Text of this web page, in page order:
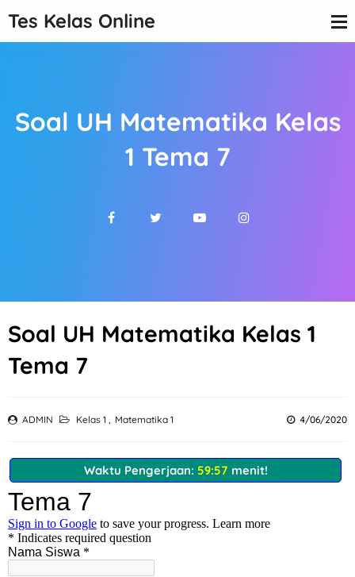
Tes Kelas Online
Soal UH Matematika Kelas
1 Tema 7
Soal UH Matematika Kelas 1
Tema 7
ADMIN 4/06/2020
Kelas 1 , Matematika 1
Waktu Pengerjaan: 59:57 menit!